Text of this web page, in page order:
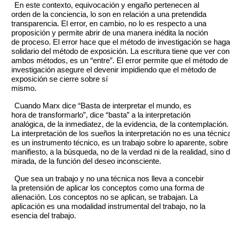
En este contexto, equivocación y engaño pertenecen al
orden de la conciencia, lo son en relación a una pretendida
transparencia. El error, en cambio, no lo es respecto a una
proposición y permite abrir de una manera inédita la noción
de proceso. El error hace que el método de investigación se haga
solidario del método de exposición. La escritura tiene que ver con
ambos métodos, es un “entre”. El error permite que el método de
investigación asegure el devenir impidiendo que el método de
exposición se cierre sobre sí
mismo.
Cuando Marx dice “Basta de interpretar el mundo, es
hora de transformarlo”, dice “basta” a la interpretación
analógica, de la inmediatez, de la evidencia, de la
La interpretación de los sueños la interpretación no es una
es un instrumento técnico, es un trabajo sobre lo aparente, sobre
manifiesto, a la búsqueda, no de la verdad ni de la realidad, sino
mirada, de la función del deseo inconsciente.
Que sea un trabajo y no una técnica nos lleva a concebir
la pretensión de aplicar los conceptos como una forma de
alienación. Los conceptos no se aplican, se trabajan. La
aplicación es una modalidad instrumental del trabajo, no la
esencia del trabajo.